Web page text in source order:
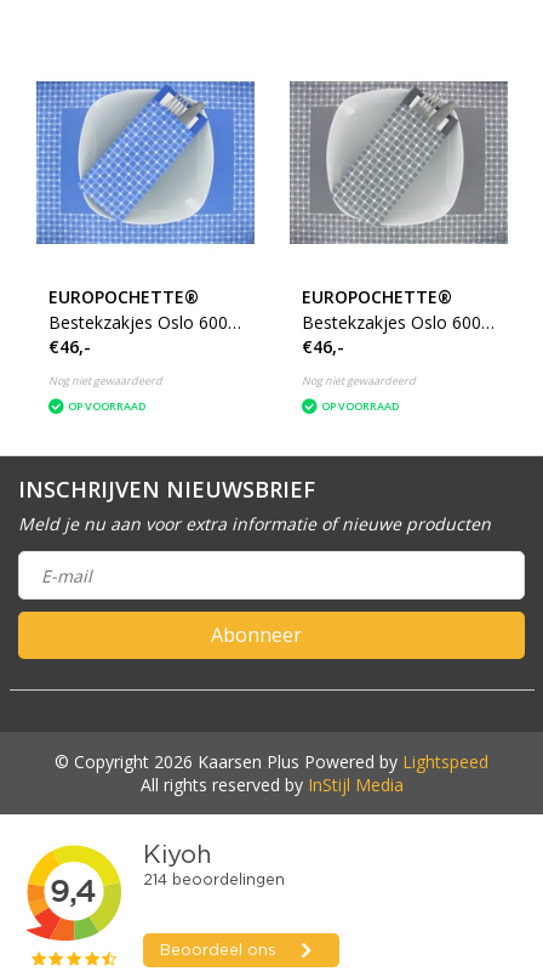
EUROPOCHETTE®
Bestekzakjes Oslo 600
st. Blauw
€46,-
Nog niet gewaardeerd
OP VOORRAAD
EUROPOCHETTE®
Bestekzakjes Oslo 600
st. Zwart
€46,-
Nog niet gewaardeerd
OP VOORRAAD
INSCHRIJVEN NIEUWSBRIEF
Meld je nu aan voor extra informatie of nieuwe producten
Abonneer
© Copyright 2026 Kaarsen Plus Powered by Lightspeed
All rights reserved by InStijl Media